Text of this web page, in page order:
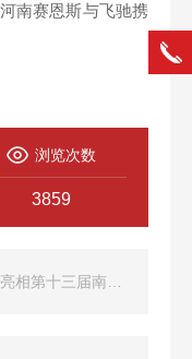
南赛恩斯与飞驰携
浏览次数
3859